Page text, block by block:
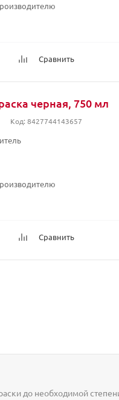
Сравнить
черная, 750 мл
Код: 8427744143657
Сравнить
до необходимой